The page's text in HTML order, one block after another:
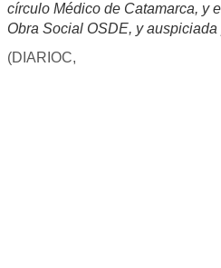
círculo Médico de Catamarca, y
Obra Social OSDE, y
(DIARIOC,